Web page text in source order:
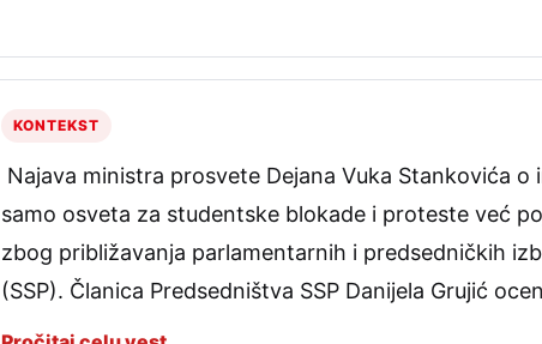
KONTEKST
Najava ministra prosvete Dejana Vuka Stankovića
samo osveta za studentske blokade i proteste već
zbog približavanja parlamentarnih i predsedničkih
(SSP). Članica Predsedništva SSP Danijela Grujić